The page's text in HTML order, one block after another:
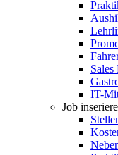
IT-
Job